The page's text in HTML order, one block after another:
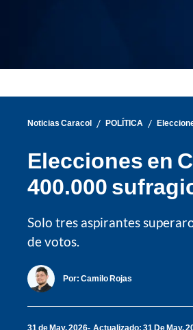
Noticias Caracol / POLÍTICA /
Elecciones en
400.000
Solo tres aspirantes
de votos.
Por: Camilo Rojas
31 de May, 2026 Actualizado: 31 De May,